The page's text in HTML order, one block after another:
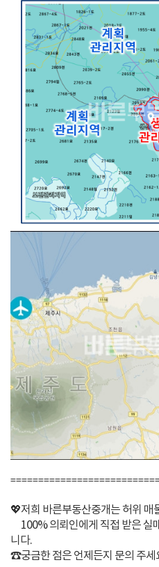
💖저희 바른부동산중개는 허위 매
100% 의뢰인에게 직접 받은 실
니다.
☎️궁금한 점은 언제든지 문의 주세